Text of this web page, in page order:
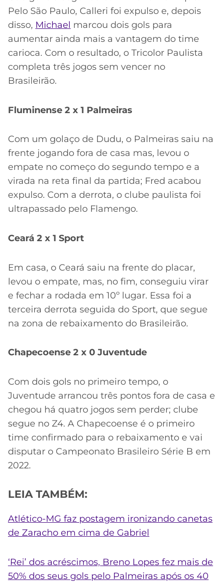
Pelo São Paulo, Calleri foi expulso e, depois
disso, Michael marcou dois gols para
aumentar ainda mais a vantagem do time
carioca. Com o resultado, o Tricolor Paulista
completa três jogos sem vencer no
Brasileirão.
Fluminense 2 x 1 Palmeiras
Com um golaço de Dudu, o Palmeiras saiu na
frente jogando fora de casa mas, levou o
empate no começo do segundo tempo e a
virada na reta final da partida; Fred acabou
expulso. Com a derrota, o clube paulista foi
ultrapassado pelo Flamengo.
Ceará 2 x 1 Sport
Em casa, o Ceará saiu na frente do placar,
levou o empate, mas, no fim, conseguiu virar
e fechar a rodada em 10º lugar. Essa foi a
terceira derrota seguida do Sport, que segue
na zona de rebaixamento do Brasileirão.
Chapecoense 2 x 0 Juventude
Com dois gols no primeiro tempo, o
Juventude arrancou três pontos fora de casa e
chegou há quatro jogos sem perder; clube
segue no Z4. A Chapecoense é o primeiro
time confirmado para o rebaixamento e vai
disputar o Campeonato Brasileiro Série B em
2022.
LEIA TAMBÉM:
Atlético-MG faz postagem ironizando canetas
de Zaracho em cima de Gabriel
‘Rei’ dos acréscimos, Breno Lopes fez mais de
50% dos seus gols pelo Palmeiras após os 40